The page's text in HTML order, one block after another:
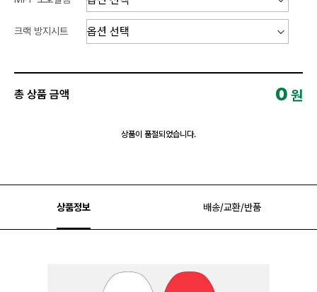
크랙 방지시트
총 상품 금액 0 원
상품이 품절되었습니다.
상품정보 배송/교환/반품